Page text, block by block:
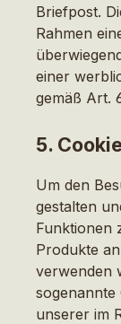
Briefpost.
Rahmen
einer
gemäß Art.
5.
Um den
gestalten
Funktionen
Produkte
verwenden
sogenannte
unserer im